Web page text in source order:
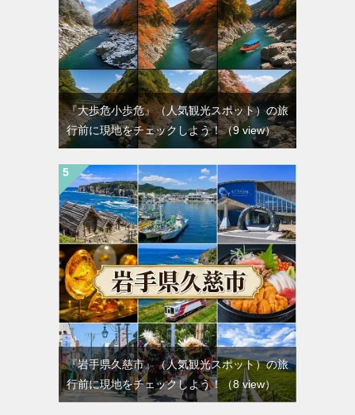
『大歩危小歩危』（人気観光スポット）の旅
行前に現地をチェックしよう！（9 view）
『岩手県久慈市』（人気観光スポット）の旅
行前に現地をチェックしよう！ （8 view）